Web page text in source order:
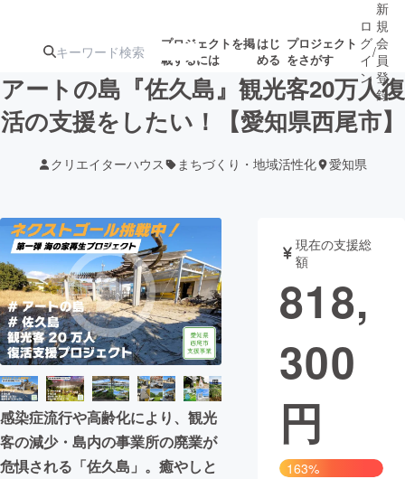
プロジェクトを掲
載するには
はじ
める
プロジェクト
をさがす
ジェクト
ターン
ジェクト
募集終了が近いプ
ロジェクト
もうすぐ公開
されます
アート・写真 音楽
テクノロジー・ガジェット ゲーム・サ
映像・映画
ビジネス・起業
まちづくり・地域活性化
ロ
グ
イ
ン
/
新
規
会
員
登
録
アートの島『佐久島』観光客20万人復
活の支援をしたい！【愛知県西尾市】
クリエイターハウス まちづくり・地域活性化 愛知県
感染症流行や高齢化により、観光
客の減少・島内の事業所の廃業が
危惧される「佐久島」。癒やしと
現在の支援総
額
818,
300
円
163%